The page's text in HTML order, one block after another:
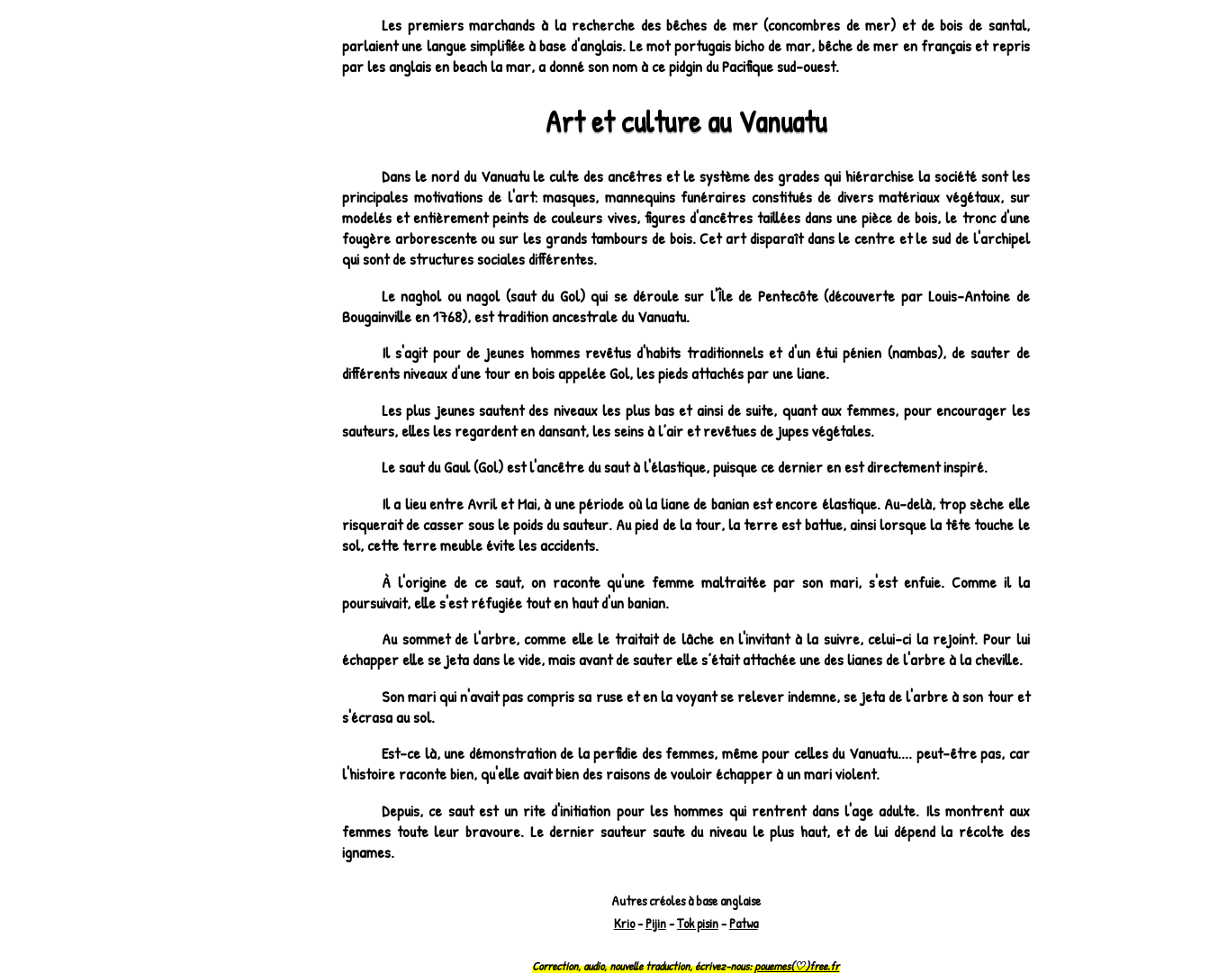
Les premiers marchands à la recherche des bêches de mer (concombres de mer) et de bois de santal,
parlaient une langue simplifiée à base d'anglais. Le mot portugais bicho de mar, bêche de mer en français et repris
par les anglais en beach la mar, a donné son nom à ce pidgin du Pacifique sud-ouest.
Art et culture au Vanuatu
Dans le nord du Vanuatu le culte des ancêtres et le système des grades qui hiérarchise la société sont les
principales motivations de l'art: masques, mannequins funéraires constitués de divers matériaux végétaux, sur
modelés et entièrement peints de couleurs vives, figures d'ancêtres taillées dans une pièce de bois, le tronc d'une
fougère arborescente ou sur les grands tambours de bois. Cet art disparaît dans le centre et le sud de l'archipel
qui sont de structures sociales différentes.
Le naghol ou nagol (saut du Gol) qui se déroule sur l'Île de Pentecôte (découverte par Louis-Antoine de
Bougainville en 1768), est tradition ancestrale du Vanuatu.
Il s'agit pour de jeunes hommes revêtus d'habits traditionnels et d'un étui pénien (nambas), de sauter de
différents niveaux d'une tour en bois appelée Gol, les pieds attachés par une liane.
Les plus jeunes sautent des niveaux les plus bas et ainsi de suite, quant aux femmes, pour encourager les
sauteurs, elles les regardent en dansant, les seins à l’air et revêtues de jupes végétales.
Le saut du Gaul (Gol) est l'ancêtre du saut à l'élastique, puisque ce dernier en est directement inspiré.
Il a lieu entre Avril et Mai, à une période où la liane de banian est encore élastique. Au-delà, trop sèche elle
risquerait de casser sous le poids du sauteur. Au pied de la tour, la terre est battue, ainsi lorsque la tête touche le
sol, cette terre meuble évite les accidents.
À l'origine de ce saut, on raconte qu'une femme maltraitée par son mari, s'est enfuie. Comme il la
poursuivait, elle s'est réfugiée tout en haut d'un banian.
Au sommet de l'arbre, comme elle le traitait de lâche en l'invitant à la suivre, celui-ci la rejoint. Pour lui
échapper elle se jeta dans le vide, mais avant de sauter elle s’était attachée une des lianes de l'arbre à la cheville.
Son mari qui n'avait pas compris sa ruse et en la voyant se relever indemne, se jeta de l'arbre à son tour et
s'écrasa au sol.
Est-ce là, une démonstration de la perfidie des femmes, même pour celles du Vanuatu.... peut-être pas, car
l'histoire raconte bien, qu'elle avait bien des raisons de vouloir échapper à un mari violent.
Depuis, ce saut est un rite d'initiation pour les hommes qui rentrent dans l'age adulte. Ils montrent aux
femmes toute leur bravoure. Le dernier sauteur saute du niveau le plus haut, et de lui dépend la récolte des
ignames.
Autres créoles à base anglaise
Krio-Pijin-Tok pisin-Patwa
Correction, audio, nouvelle traduction, écrivez-nous:pouemes(♡)free.fr